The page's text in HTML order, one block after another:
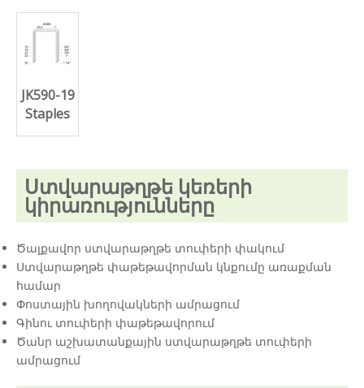
JK590-19
Staples
Ստվարաթղթե կեռերի
կիրառությունները
Ծալքավոր ստվարաթղթե տուփերի փակում
Ստվարաթղթե փաթեթավորման կնքումը առաքման
համար
Փոստային խողովակների ամրացում
Գինու տուփերի փաթեթավորում
Ծանր աշխատանքային ստվարաթղթե տուփերի
ամրացում